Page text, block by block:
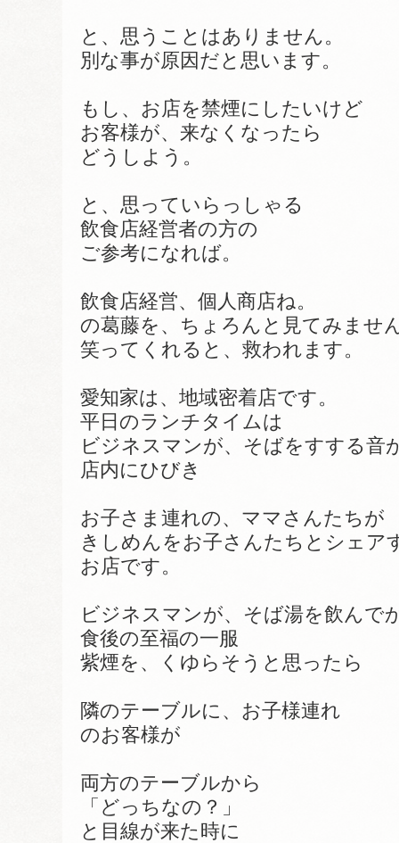
と、思うことはありません。
別な事が原因だと思います。
もし、お店を禁煙にしたいけど
お客様が、来なくなったら
どうしよう。
と、思っていらっしゃる
飲食店経営者の方の
ご参考になれば。
飲食店経営、個人商店ね。
の葛藤を、ちょろんと見てみませ
笑ってくれると、救われます。
愛知家は、地域密着店です。
平日のランチタイムは
ビジネスマンが、そばをすする音
店内にひびき
お子さま連れの、ママさんたちが
きしめんをお子さんたちとシェア
お店です。
ビジネスマンが、そば湯を飲んで
食後の至福の一服
紫煙を、くゆらそうと思ったら
隣のテーブルに、お子様連れ
のお客様が
両方のテーブルから
「どっちなの？」
と目線が来た時に